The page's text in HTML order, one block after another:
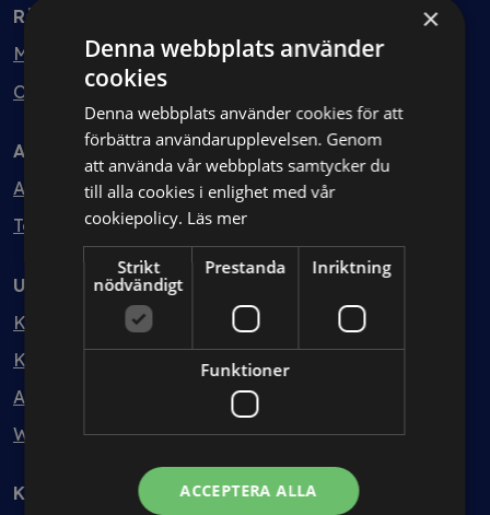
Rådgivning
Min bolagsjurist
Ombud
Avtal
Avtalshantering
Testa kostnadsfritt
Utbildning
Kurser
Kurspaket
Abonnemang
Webbinarium
Kunskapsbank
×
Denna webbplats använder
cookies
Denna webbplats använder cookies för att
förbättra användarupplevelsen. Genom
att använda vår webbplats samtycker du
till alla cookies i enlighet med vår
cookiepolicy. Läs mer
Strikt
nödvändigt
Prestanda Inriktning
Funktioner
ACCEPTERA ALLA